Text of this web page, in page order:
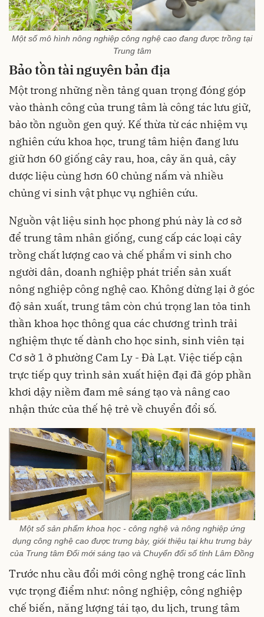
Một số mô hình nông nghiệp công nghệ cao đang được trồng tại
Trung tâm
Bảo tồn tài nguyên bản địa
Một trong những nền tảng quan trọng đóng góp
vào thành công của trung tâm là công tác lưu giữ,
bảo tồn nguồn gen quý. Kế thừa từ các nhiệm vụ
nghiên cứu khoa học, trung tâm hiện đang lưu
giữ hơn 60 giống cây rau, hoa, cây ăn quả, cây
dược liệu cùng hơn 60 chủng nấm và nhiều
chủng vi sinh vật phục vụ nghiên cứu.
Nguồn vật liệu sinh học phong phú này là cơ sở
để trung tâm nhân giống, cung cấp các loại cây
trồng chất lượng cao và chế phẩm vi sinh cho
người dân, doanh nghiệp phát triển sản xuất
nông nghiệp công nghệ cao. Không dừng lại ở góc
độ sản xuất, trung tâm còn chú trọng lan tỏa tinh
thần khoa học thông qua các chương trình trải
nghiệm thực tế dành cho học sinh, sinh viên tại
Cơ sở 1 ở phường Cam Ly - Đà Lạt. Việc tiếp cận
trực tiếp quy trình sản xuất hiện đại đã góp phần
khơi dậy niềm đam mê sáng tạo và nâng cao
nhận thức của thế hệ trẻ về chuyển đổi số.
Một số sản phẩm khoa học - công nghệ và nông nghiệp ứng
dụng công nghệ cao được trưng bày, giới thiệu tại khu trưng bày
của Trung tâm Đổi mới sáng tạo và Chuyển đổi số tỉnh Lâm Đồng
Trước nhu cầu đổi mới công nghệ trong các lĩnh
vực trọng điểm như: nông nghiệp, công nghiệp
chế biến, năng lượng tái tạo, du lịch, trung tâm